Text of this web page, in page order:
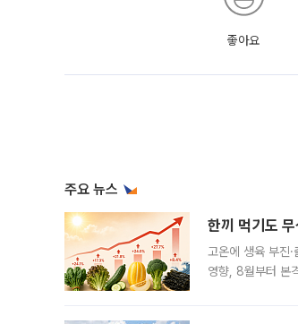
좋아요
주요 뉴스
한끼 먹기도
고온에 생육 부진
영향, 8월부터 본